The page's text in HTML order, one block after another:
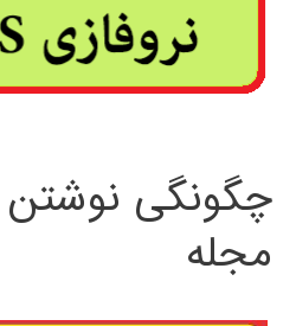
چگونگی
مجله